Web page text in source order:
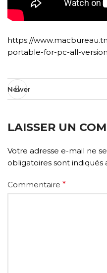
https://
portable-for-pc-all-
Newer
LAISSER UN
Votre adresse e-mail ne
obligatoires sont indiqués
Commentaire *